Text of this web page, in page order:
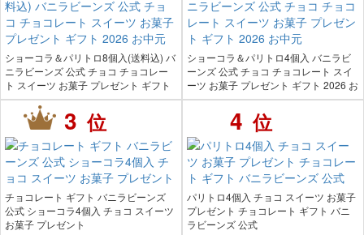
ショーコラ＆パリトロ8個入(送料込) バ
ニラビーンズ 公式 チョコ チョコレー
ト スイーツ お菓子 プレゼント ギフト
2026 お中元
ショーコラ＆パリトロ4個入 バニラビ
ーンズ 公式 チョコ チョコレート スイ
ーツ お菓子 プレゼント ギフト 2026 お
中元
3位
チョコレート ギフト バニラビーンズ
公式 ショーコラ4個入 チョコ スイーツ
お菓子 プレゼント
4位
パリトロ4個入 チョコ スイーツ お菓子
プレゼント チョコレート ギフト バニ
ラビーンズ 公式